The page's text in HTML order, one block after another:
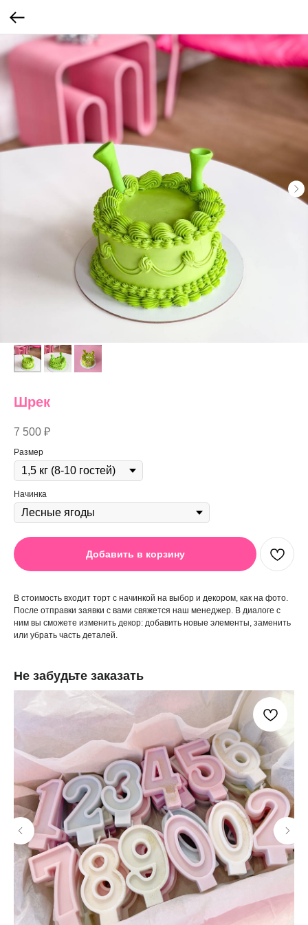
Шрек
7 500 ₽
Размер
Начинка
Добавить в корзину
В стоимость входит торт с начинкой на выбор и декором, как на фото.
После отправки заявки с вами свяжется наш менеджер. В диалоге с
ним вы сможете изменить декор: добавить новые элементы, заменить
или убрать часть деталей.
Не забудьте заказать